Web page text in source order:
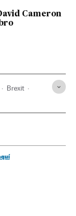
Cameron
Brexit